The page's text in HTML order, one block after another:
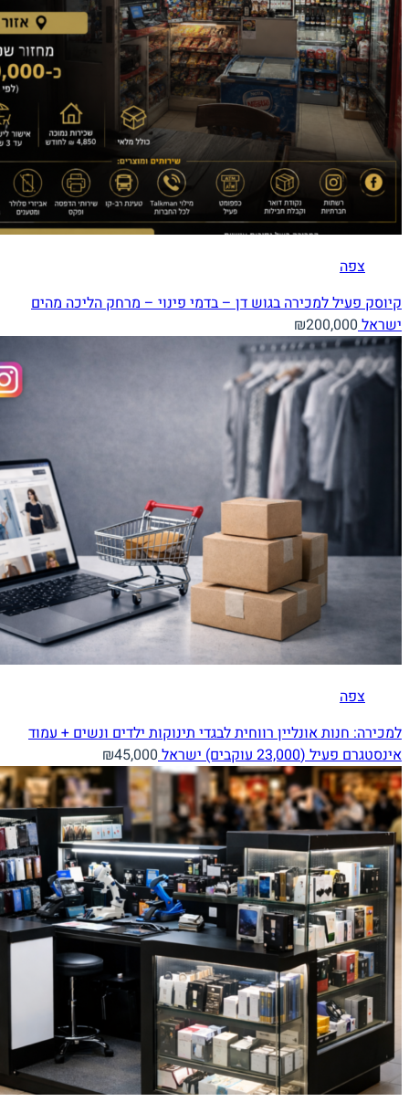
צפה
קיוסק פעיל למכירה בגוש דן – בדמי פינוי – מרחק הליכה מהים
ישראל ₪200,000
צפה
למכירה: חנות אונליין רווחית לבגדי תינוקות ילדים ונשים + עמוד
אינסטגרם פעיל (23,000 עוקבים)
ישראל ₪45,000